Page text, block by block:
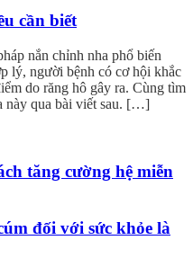
cần biết
nắn chỉnh nha phổ biến
lý, người bệnh có cơ hội khắc
do răng hô gây ra. Cùng tìm
này qua bài viết sau. […]
tăng cường hệ miễn
đối với sức khỏe là